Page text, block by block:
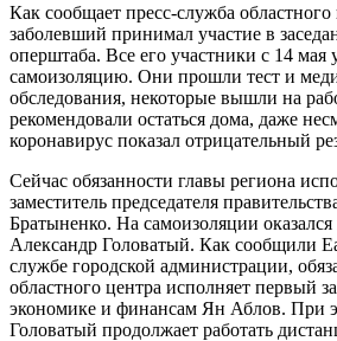
Как сообщает пресс-служба областного
заболевший принимал участие в
оперштаба. Все его участники с 14 мая
самоизоляцию. Они прошли тест и
обследования, некоторые вышли на
рекомендовали остаться дома, даже
коронавирус показал отрицательный
Сейчас обязанности главы региона
заместитель председателя
Братыненко. На самоизоляции
Александр Головатый. Как сообщили
службе городской администрации,
областного центра исполняет первый
экономике и финансам Ян Аблов. При
Головатый продолжает работать